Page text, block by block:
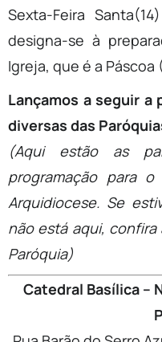
Sexta-Feira
designa-se à
Igreja, que é a Páscoa
Lançamos a seguir a
diversas das
(Aqui estão as
programação para
Arquidiocese. Se
não está aqui,
Paróquia)
Catedral Basílica –